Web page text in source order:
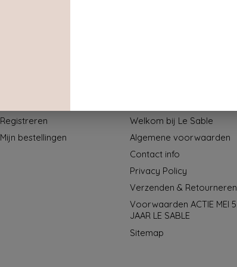
Registreren
Mijn bestellingen
Welkom bij Le Sable
Algemene voorwaarden
Contact info
Privacy Policy
Verzenden & Retourneren
Voorwaarden ACTIE MEI 5
JAAR LE SABLE
Sitemap